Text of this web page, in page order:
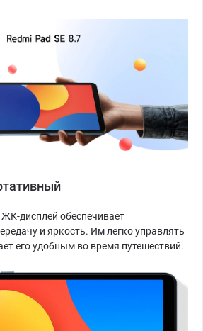
дисплей обеспечивает
и яркость. Им легко управлять
его удобным во время путешествий.